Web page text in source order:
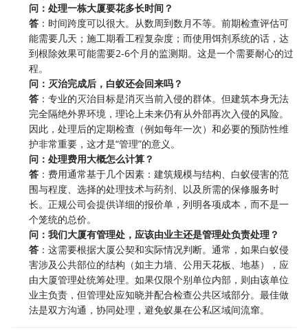
问：处理一栋大厦要花多长时间？
答 ：时间跨度可以很大。从数周到数月不等。前期检查评估可
能需要几天；施工期看工程复杂度；而使用饵剂系统的话，达
到根除效果可能需要2-6个月的监测期。这是一个需要耐心的过
程。
问：灭治完成后，白蚁还会回来吗？
答 ：专业的灭治目标是消灭当前入侵的群体。但建筑本身无法
完全隔绝外界环境，理论上未来仍有从外部再次入侵的风险。
因此，处理后的定期检查（例如每年一次）和必要的预防性维
护非常重要，这才是“管理”的意义。
问：处理费用大概怎么计算？
答 ：费用通常基于几个因素：建筑规模与结构、白蚁侵害的范
围与程度、选择的处理技术与药剂、以及所需的保修服务时
长。正规公司会提供详细的报价单，列明各项成本，而不是一
个笼统的总价。
问：我们大厦有管理处，应该由业主还是管理处负责处理？
答 ：这需要根据大厦公契和实际情况判断。通常，如果白蚁侵
害涉及公共部位的结构（如主力墙、公用天花板、地基），应
由大厦管理处统筹处理。如果仅限个别单位内部，则由该单位
业主负责，但管理处应知晓并配合检查公共区域部分。最佳做
法是双方沟通，协同处理，避免蚁巢在公私区域间流窜。